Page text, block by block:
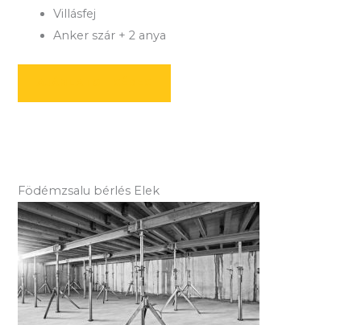
Villásfej
Anker szár + 2 anya
Födémzsalu bérlés Elek